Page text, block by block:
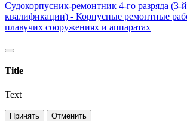
Судокорпусник-ремонтник 4-го разряда (3-
квалификации) - Корпусные ремонтные
плавучих сооружениях и аппаратах
Title
Text
Принять Отменить